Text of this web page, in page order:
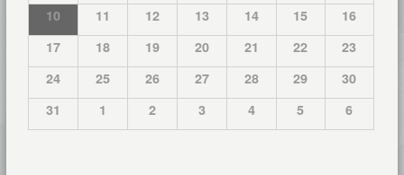
10
11 12 13 14 15
16
17
18 19 20 21 22
23
24
25 26 27 28 29
30
31
1 2 3 4 5 6